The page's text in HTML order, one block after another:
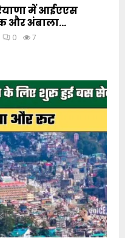
में आईएएस
और अंबाला...
0 7